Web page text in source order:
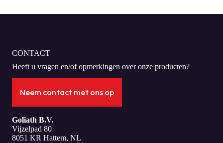
CONTACT
Heeft u vragen en/of opmerkingen over onze producten?
Neem contact met ons op
Goliath B.V.
Vijzelpad 80
8051 KR Hattem, NL